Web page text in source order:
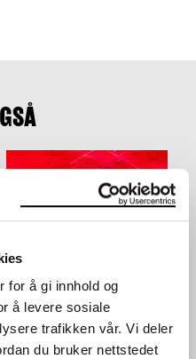
for å gi innhold og
å levere sosiale
trafikken vår. Vi deler
du bruker nettstedet
UTE PRESENTS: AURAL
CONNECTION VOL.2
KONSERT
17.02.2024 ,20:00